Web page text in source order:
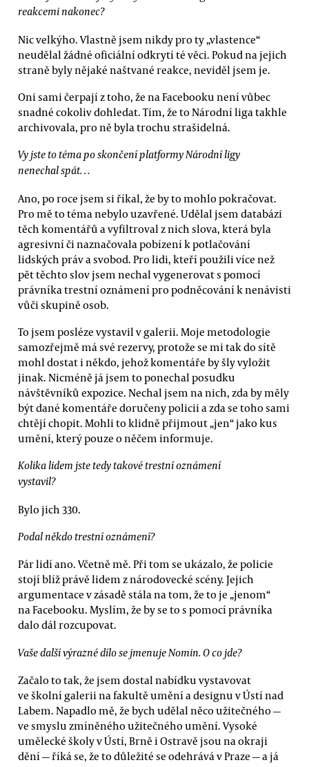
reakcemi nakonec?
Nic velkýho. Vlastně jsem nikdy pro ty „vlastence“
neudělal žádné oficiální odkrytí té věci. Pokud na jejich
straně byly nějaké naštvané reakce, neviděl jsem je.
Oni sami čerpají z toho, že na Facebooku není vůbec
snadné cokoliv dohledat. Tím, že to Národní liga takhle
archivovala, pro ně byla trochu strašidelná.
Vy jste to téma po skončení platformy Národní ligy
nenechal spát…
Ano, po roce jsem si říkal, že by to mohlo pokračovat.
Pro mě to téma nebylo uzavřené. Udělal jsem databázi
těch komentářů a vyfiltroval z nich slova, která byla
agresivní či naznačovala pobízení k potlačování
lidských práv a svobod. Pro lidi, kteří použili více než
pět těchto slov jsem nechal vygenerovat s pomocí
právníka trestní oznámení pro podněcování k nenávisti
vůči skupině osob.
To jsem posléze vystavil v galerii. Moje metodologie
samozřejmě má své rezervy, protože se mi tak do sítě
mohl dostat i někdo, jehož komentáře by šly vyložit
jinak. Nicméně já jsem to ponechal posudku
návštěvníků expozice. Nechal jsem na nich, zda by měly
být dané komentáře doručeny policii a zda se toho sami
chtějí chopit. Mohli to klidně přijmout „jen“ jako kus
umění, který pouze o něčem informuje.
Kolika lidem jste tedy takové trestní oznámení
vystavil?
Bylo jich 330.
Podal někdo trestní oznámení?
Pár lidí ano. Včetně mě. Při tom se ukázalo, že policie
stojí blíž právě lidem z národovecké scény. Jejich
argumentace v zásadě stála na tom, že to je „jenom“
na Facebooku. Myslím, že by se to s pomocí právníka
dalo dál rozcupovat.
Vaše další výrazné dílo se jmenuje Nomin. O co jde?
Začalo to tak, že jsem dostal nabídku vystavovat
ve školní galerii na fakultě umění a designu v Ústí nad
Labem. Napadlo mě, že bych udělal něco užitečného —
ve smyslu zmíněného užitečného umění. Vysoké
umělecké školy v Ústí, Brně i Ostravě jsou na okraji
dění — říká se, že to důležité se odehrává v Praze — a já